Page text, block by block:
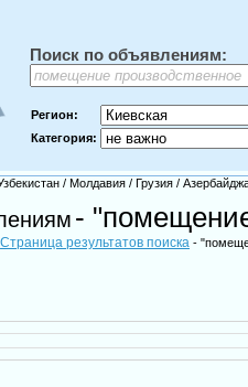
Поиск по объявлениям:
Регион:
Категория:
/ Молдавия / Грузия /
-
Страница результатов поиска -